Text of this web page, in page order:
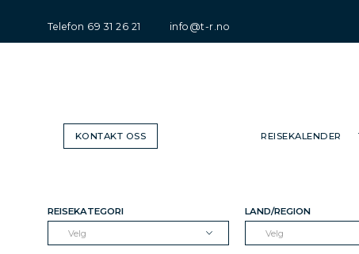
Telefon 69 31 26 21 info@t-r.no
KONTAKT OSS REISEKALENDER
REISEKATEGORI
Velg
LAND/REGION
Velg